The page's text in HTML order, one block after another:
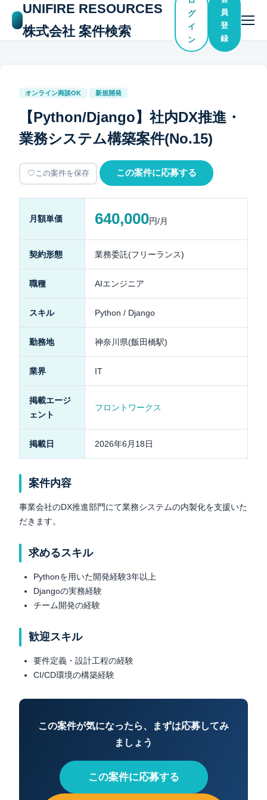
UNIFIRE RESOURCES
株式会社 案件検索
グ
イ
ン
員
登
録
オンライン商談OK 新規開発
【Python/Django】社内DX推進・
業務システム構築案件(No.15)
この案件を保存 この案件に応募する
月額単価 640,000円/月
契約形態 業務委託(フリーランス)
職種 AIエンジニア
スキル Python / Django
勤務地 神奈川県(飯田橋駅)
業界 IT
掲載エージ
ェント
フロントワークス
掲載日 2026年6月18日
案件内容
事業会社のDX推進部門にて業務システムの内製化を支援いた
だきます。
求めるスキル
Pythonを用いた開発経験3年以上
Djangoの実務経験
チーム開発の経験
歓迎スキル
要件定義・設計工程の経験
CI/CD環境の構築経験
この案件が気になったら、まずは応募してみ
ましょう
この案件に応募する